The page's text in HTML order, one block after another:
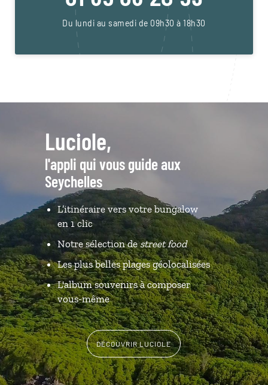
Du lundi au samedi de 09h30 à 18h30
Luciole,
l'appli qui vous guide aux
Seychelles
L’itinéraire vers votre bungalow
en 1 clic
Notre sélection destreet food
Les plus belles plages géolocalisées
L'album souvenirs à composer
vous-même
DÉCOUVRIR LUCIOLE